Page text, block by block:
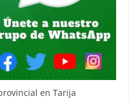
en Tarija